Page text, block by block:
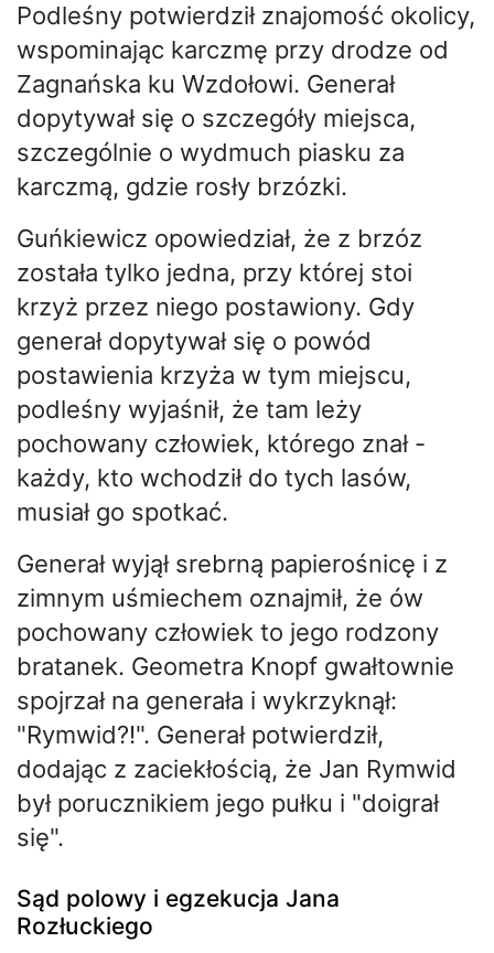
Podleśny potwierdził znajomość okolicy,
wspominając karczmę przy drodze od
Zagnańska ku Wzdołowi. Generał
dopytywał się o szczegóły miejsca,
szczególnie o wydmuch piasku za
karczmą, gdzie rosły brzózki.
Guńkiewicz opowiedział, że z brzóz
została tylko jedna, przy której stoi
krzyż przez niego postawiony. Gdy
generał dopytywał się o powód
postawienia krzyża w tym miejscu,
podleśny wyjaśnił, że tam leży
pochowany człowiek, którego znał -
każdy, kto wchodził do tych lasów,
musiał go spotkać.
Generał wyjął srebrną papierośnicę i z
zimnym uśmiechem oznajmił, że ów
pochowany człowiek to jego rodzony
bratanek. Geometra Knopf gwałtownie
spojrzał na generała i wykrzyknął:
"Rymwid?!". Generał potwierdził,
dodając z zaciekłością, że Jan Rymwid
był porucznikiem jego pułku i "doigrał
się".
Sąd polowy i egzekucja Jana
Rozłuckiego